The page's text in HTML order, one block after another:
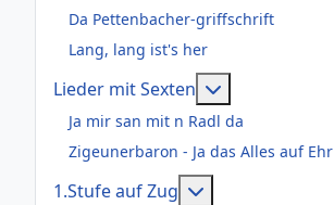
Da Pettenbacher-griffschrift
Lang, lang ist's her
Lieder mit Sexten
Ja mir san mit n Radl da
Zigeunerbaron - Ja das Alles auf Ehr
1.Stufe auf Zug